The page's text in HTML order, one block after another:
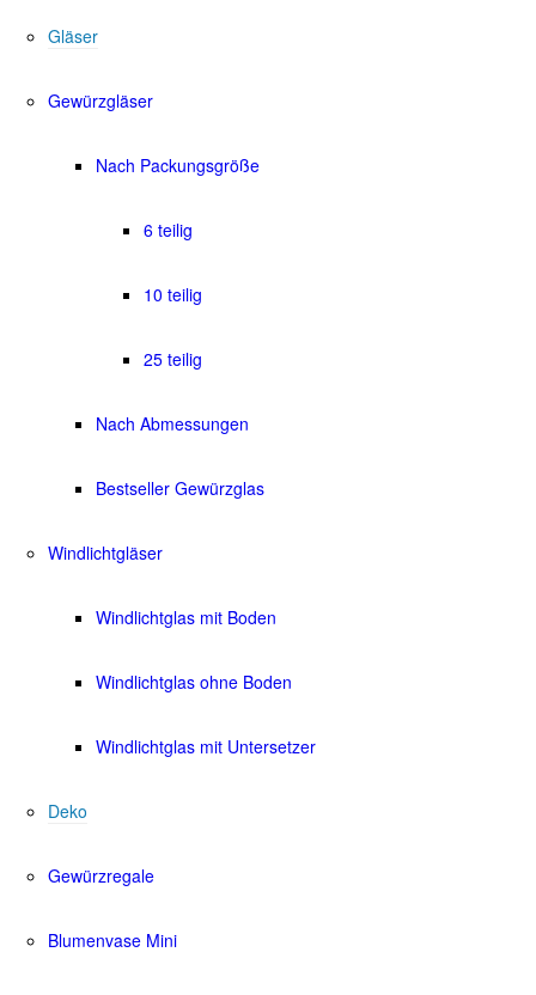
Gläser
Gewürzgläser
Nach Packungsgröße
6 teilig
10 teilig
25 teilig
Nach Abmessungen
Bestseller Gewürzglas
Windlichtgläser
Windlichtglas mit Boden
Windlichtglas ohne Boden
Windlichtglas mit Untersetzer
Deko
Gewürzregale
Blumenvase Mini